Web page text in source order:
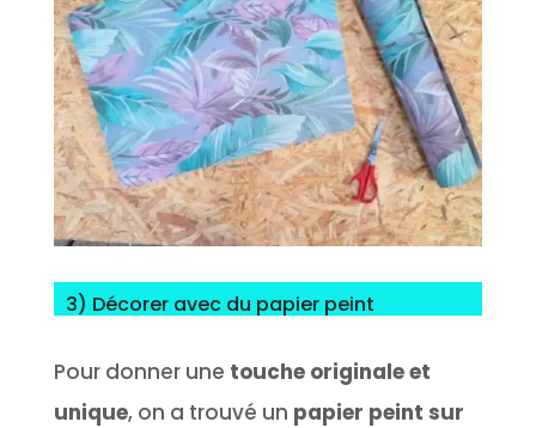
3) Décorer avec du papier peint
Pour donner une touche originale et
unique, on a trouvé un papier peint sur